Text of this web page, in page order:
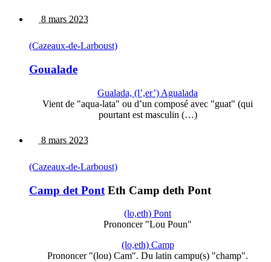
8 mars 2023
(Cazeaux-de-Larboust)
Goualade
Gualada, (l’,er’) Agualada
Vient de "aqua-lata" ou d’un composé avec "guat" (qui
pourtant est masculin (…)
8 mars 2023
(Cazeaux-de-Larboust)
Camp det Pont Eth Camp deth Pont
(lo,eth) Pont
Prononcer "Lou Poun"
(lo,eth) Camp
Prononcer "(lou) Cam". Du latin campu(s) "champ".